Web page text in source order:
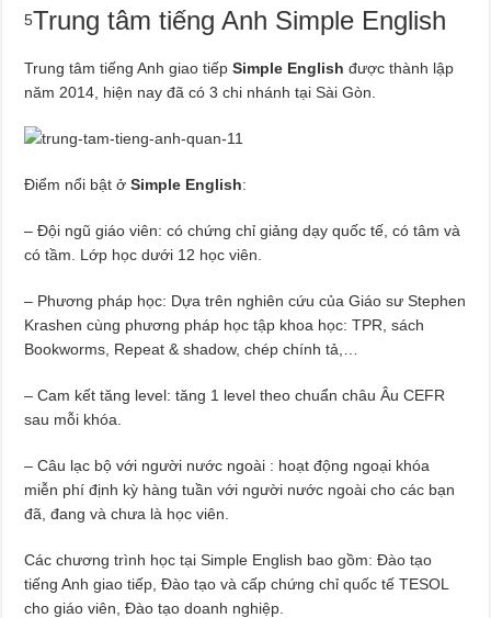
5Trung tâm tiếng Anh Simple English
Trung tâm tiếng Anh giao tiếpSimple English được thành lập
năm 2014, hiện nay đã có 3 chi nhánh tại Sài Gòn.
Điểm nổi bật ởSimple English:
– Đội ngũ giáo viên: có chứng chỉ giảng dạy quốc tế, có tâm và
có tầm. Lớp học dưới 12 học viên.
– Phương pháp học: Dựa trên nghiên cứu của Giáo sư Stephen
Krashen cùng phương pháp học tập khoa học: TPR, sách
Bookworms, Repeat & shadow, chép chính tả,…
– Cam kết tăng level: tăng 1 level theo chuẩn châu Âu CEFR
sau mỗi khóa.
– Câu lạc bộ với người nước ngoài : hoạt động ngoại khóa
miễn phí định kỳ hàng tuần với người nước ngoài cho các bạn
đã, đang và chưa là học viên.
Các chương trình học tại Simple English bao gồm: Đào tạo
tiếng Anh giao tiếp, Đào tạo và cấp chứng chỉ quốc tế TESOL
cho giáo viên, Đào tạo doanh nghiệp.